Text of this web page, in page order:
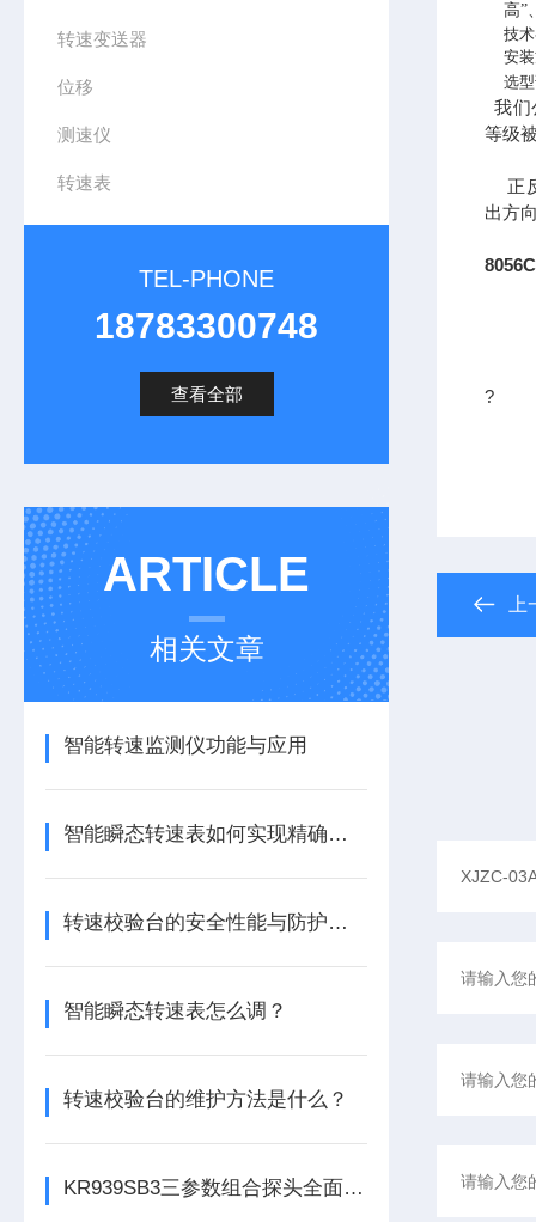
转速变送器
位移
测速仪
转速表
TEL-PHONE
18783300748
查看全部
ARTICLE
相关文章
智能转速监测仪功能与应用
智能瞬态转速表如何实现精确测量？
转速校验台的安全性能与防护措施
智能瞬态转速表怎么调？
转速校验台的维护方法是什么？
KR939SB3三参数组合探头全面解析
高”
技
安
选
我们
等级
正反
出方
?